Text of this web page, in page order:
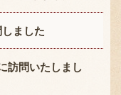
ました
訪問いたしまし